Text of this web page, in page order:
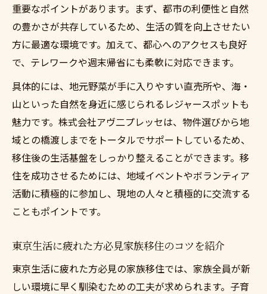
重要なポイントがあります。まず、都市の利便性と自然
の豊かさが共存しているため、生活の質を向上させたい
方に最適な環境です。加えて、都心へのアクセスも良好
で、テレワークや週末帰省にも柔軟に対応できます。
具体的には、地元野菜が手に入りやすい直売所や、海・
山といった自然を身近に感じられるレジャースポットも
魅力です。株式会社アヴ二プレッセは、物件選びから地
域との橋渡しまでをトータルでサポートしているため、
移住後の生活基盤をしっかり整えることができます。移
住を成功させるためには、地域イベントやボランティア
活動に積極的に参加し、現地の人々と積極的に交流する
こともポイントです。
東京生活に疲れた方必見家族移住のコツを紹介
東京生活に疲れた方必見の家族移住では、家族全員が新
しい環境に早く馴染むための工夫が求められます。子育